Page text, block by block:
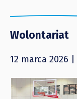
Wolontariat
12 marca 2026 |